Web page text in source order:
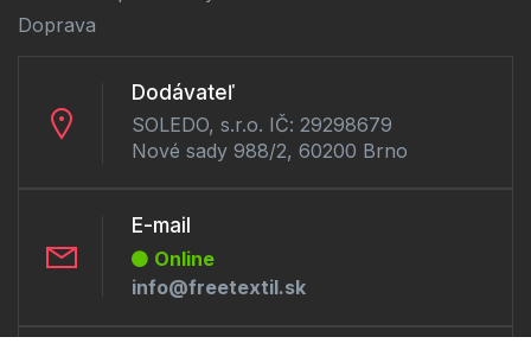
Doprava
Dodávateľ
SOLEDO, s.r.o. IČ: 29298679
Nové sady 988/2, 60200 Brno
E-mail
Online
info@freetextil.sk